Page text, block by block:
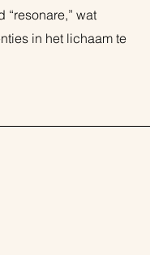
“resonare,” wat
in het lichaam te